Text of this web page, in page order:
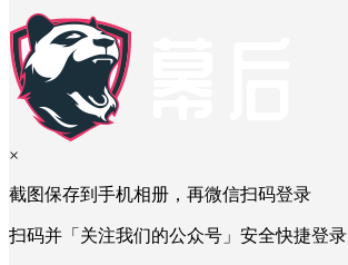
×
截图保存到手机相册，再微信扫码登录
扫码并「关注我们的公众号」安全快捷登录